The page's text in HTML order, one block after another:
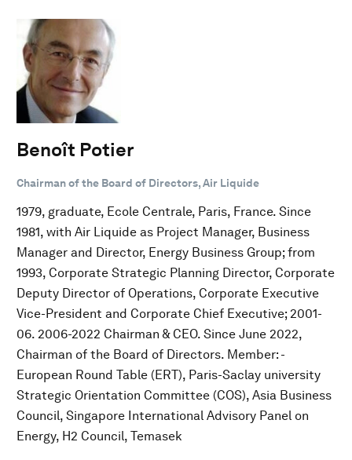
Benoît Potier
Chairman of the Board of Directors, Air Liquide
1979, graduate, Ecole Centrale, Paris, France. Since
1981, with Air Liquide as Project Manager, Business
Manager and Director, Energy Business Group; from
1993, Corporate Strategic Planning Director, Corporate
Deputy Director of Operations, Corporate Executive
Vice-President and Corporate Chief Executive; 2001-
06. 2006-2022 Chairman & CEO. Since June 2022,
Chairman of the Board of Directors. Member: -
European Round Table (ERT), Paris-Saclay university
Strategic Orientation Committee (COS), Asia Business
Council, Singapore International Advisory Panel on
Energy, H2 Council, Temasek